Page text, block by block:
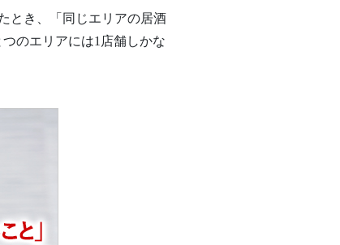
とき、「同じエリアの居酒
のエリアには1店舗しかな